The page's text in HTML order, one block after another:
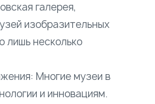
галерея,
изобразительных
лишь несколько
Многие музеи в
и инновациям.